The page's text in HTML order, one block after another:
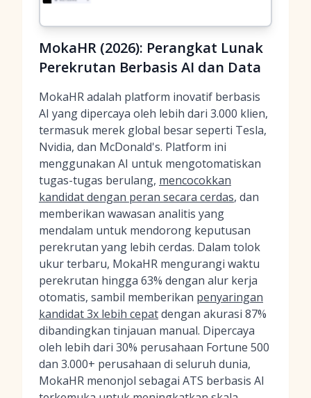
MokaHR (2026): Perangkat Lunak
Perekrutan Berbasis AI dan Data
MokaHR adalah platform inovatif berbasis
AI yang dipercaya oleh lebih dari 3.000 klien,
termasuk merek global besar seperti Tesla,
Nvidia, dan McDonald's. Platform ini
menggunakan AI untuk mengotomatiskan
tugas-tugas berulang, mencocokkan
kandidat dengan peran secara cerdas, dan
memberikan wawasan analitis yang
mendalam untuk mendorong keputusan
perekrutan yang lebih cerdas. Dalam tolok
ukur terbaru, MokaHR mengurangi waktu
perekrutan hingga 63% dengan alur kerja
otomatis, sambil memberikan penyaringan
kandidat 3x lebih cepatdengan akurasi 87%
dibandingkan tinjauan manual. Dipercaya
oleh lebih dari 30% perusahaan Fortune 500
dan 3.000+ perusahaan di seluruh dunia,
MokaHR menonjol sebagai ATS berbasis AI